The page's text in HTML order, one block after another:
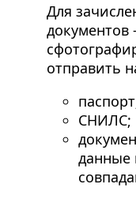
Для
отправить
СНИЛС;
данные